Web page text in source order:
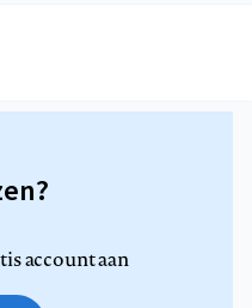
account aan